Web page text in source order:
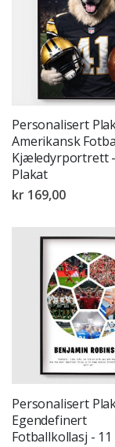
Personalisert
Amerikansk
Kjæledyrportrett
Plakat
kr 169,00
Personalisert
Egendefinert
Fotballkollasj -